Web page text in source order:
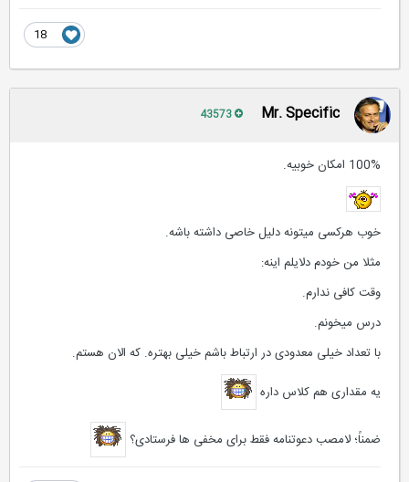
Mr. Specific
100% امکان خوبیه.
خوب هرکسی میتونه دلیل خاصی داشته باشه.
مثلا من خودم دلایلم اینه:
وقت کافی ندارم.
درس میخونم.
با تعداد خیلی معدودی در ارتباط باشم خیلی بهتره. که الان هستم.
یه مقداری هم کلاس داره
ضمناً؛ لامصب دعوتنامه فقط برای مخفی ها فرستادی؟